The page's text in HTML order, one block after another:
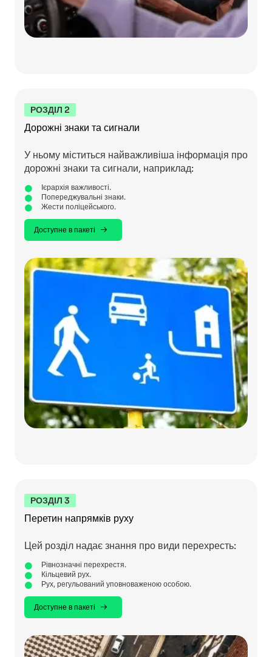
РОЗДІЛ 2
Дорожні знаки та сигнали
У ньому міститься найважливіша інформація про
дорожні знаки та сигнали, наприклад:
Ієрархія важливості.
Попереджувальні знаки.
Жести поліцейського.
Доступне в пакеті
РОЗДІЛ 3
Перетин напрямків руху
Цей розділ надає знання про види перехресть:
Рівнозначні перехрестя.
Кільцевий рух.
Рух, регульований уповноваженою особою.
Доступне в пакеті